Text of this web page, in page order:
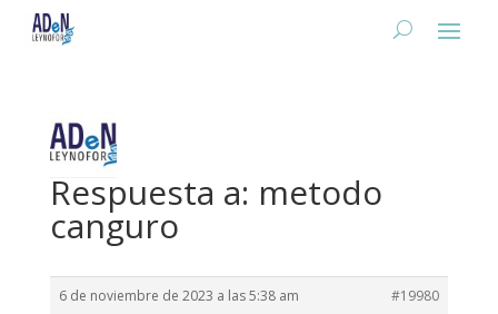
Respuesta a: metodo
canguro
6 de noviembre de 2023 a las 5:38 am
#19980